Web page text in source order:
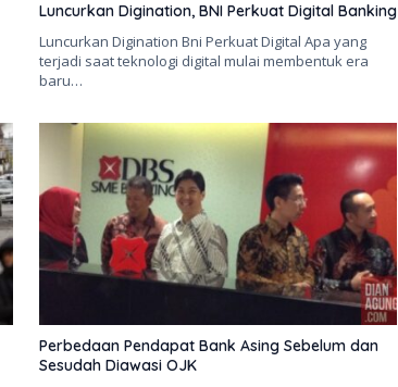
Luncurkan Digination, BNI Perkuat Digital Banking
Luncurkan Digination Bni Perkuat Digital Apa yang
terjadi saat teknologi digital mulai membentuk era
baru…
Perbedaan Pendapat Bank Asing Sebelum dan
Sesudah Diawasi OJK